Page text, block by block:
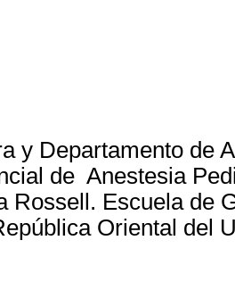
y Departamento de
de Anestesia
Rossell. Escuela de
Oriental del